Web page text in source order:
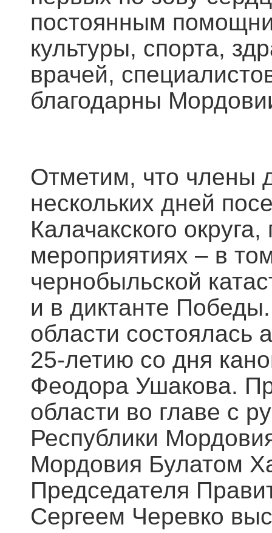
постоянным
культуры, спорта,
врачей,
благодарны
Отметим, что члены
нескольких дней
Калачакского
мероприятиях – в
чернобыльской
и в диктанте
области состоялась
25-летию со дня
Феодора Ушакова.
области во главе с
Республики
Мордовия Булатом
Председателя
Сергеем Черевко